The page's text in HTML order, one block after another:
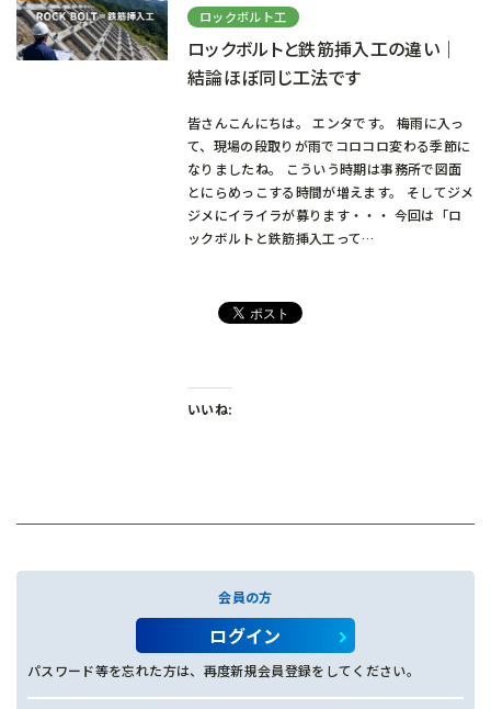
ロックボルト工
ロックボルトと鉄筋挿入工の違い｜
結論ほぼ同じ工法です
皆さんこんにちは。 エンタです。 梅雨に入っ
て、現場の段取りが雨でコロコロ変わる季節に
なりましたね。 こういう時期は事務所で図面
とにらめっこする時間が増えます。 そしてジメ
ジメにイライラが募ります・・・ 今回は「ロ
ックボルトと鉄筋挿入工って…
いいね:
会員の方
ログイン
パスワード等を忘れた方は、再度新規会員登録をしてください。